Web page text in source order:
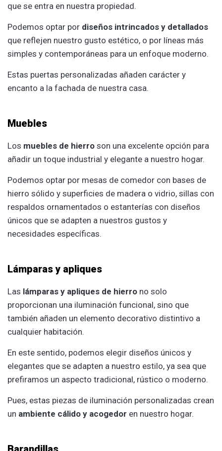
que se entra en nuestra propiedad.
Podemos optar por diseños intrincados y detallados
que reflejen nuestro gusto estético, o por líneas más
simples y contemporáneas para un enfoque moderno.
Estas puertas personalizadas añaden carácter y
encanto a la fachada de nuestra casa.
Muebles
Los muebles de hierro son una excelente opción para
añadir un toque industrial y elegante a nuestro hogar.
Podemos optar por mesas de comedor con bases de
hierro sólido y superficies de madera o vidrio, sillas con
respaldos ornamentados o estanterías con diseños
únicos que se adapten a nuestros gustos y
necesidades específicas.
Lámparas y apliques
Las lámparas y apliques de hierro no solo
proporcionan una iluminación funcional, sino que
también añaden un elemento decorativo distintivo a
cualquier habitación.
En este sentido, podemos elegir diseños únicos y
elegantes que se adapten a nuestro estilo, ya sea que
prefiramos un aspecto tradicional, rústico o moderno.
Pues, estas piezas de iluminación personalizadas crean
un ambiente cálido y acogedor en nuestro hogar.